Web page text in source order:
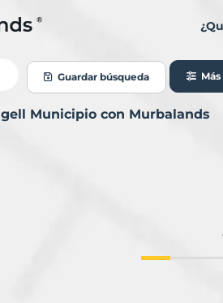
Guardar búsqueda
Municipio con Murbalands